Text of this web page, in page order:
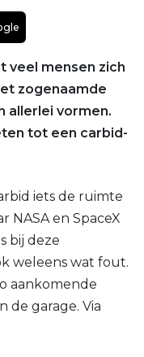
veel mensen zich
zogenaamde
allerlei vormen.
tot een carbid-
iets de ruimte
NASA en SpaceX
bij deze
weleens wat fout.
aankomende
de garage. Via